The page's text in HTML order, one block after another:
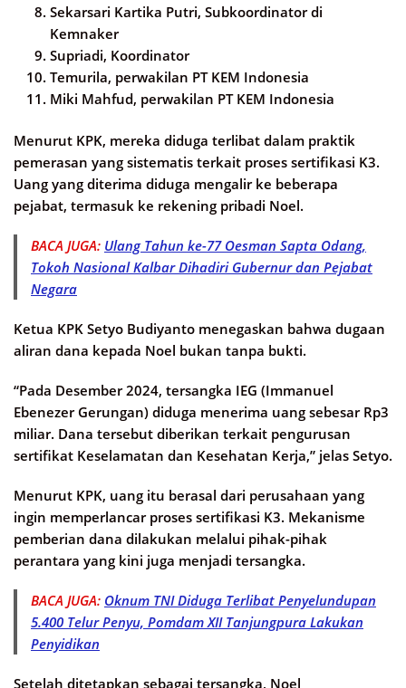
Sekarsari Kartika Putri, Subkoordinator di
Kemnaker
Supriadi, Koordinator
Temurila, perwakilan PT KEM Indonesia
Miki Mahfud, perwakilan PT KEM Indonesia
Menurut KPK, mereka diduga terlibat dalam praktik
pemerasan yang sistematis terkait proses sertifikasi K3.
Uang yang diterima diduga mengalir ke beberapa
pejabat, termasuk ke rekening pribadi Noel.
BACA JUGA: Ulang Tahun ke-77 Oesman Sapta Odang,
Tokoh Nasional Kalbar Dihadiri Gubernur dan Pejabat
Negara
Ketua KPK Setyo Budiyanto menegaskan bahwa dugaan
aliran dana kepada Noel bukan tanpa bukti.
“Pada Desember 2024, tersangka IEG (Immanuel
Ebenezer Gerungan) diduga menerima uang sebesar Rp3
miliar. Dana tersebut diberikan terkait pengurusan
sertifikat Keselamatan dan Kesehatan Kerja,” jelas Setyo.
Menurut KPK, uang itu berasal dari perusahaan yang
ingin memperlancar proses sertifikasi K3. Mekanisme
pemberian dana dilakukan melalui pihak-pihak
perantara yang kini juga menjadi tersangka.
BACA JUGA: Oknum TNI Diduga Terlibat Penyelundupan
5.400 Telur Penyu, Pomdam XII Tanjungpura Lakukan
Penyidikan
Setelah ditetapkan sebagai tersangka, Noel